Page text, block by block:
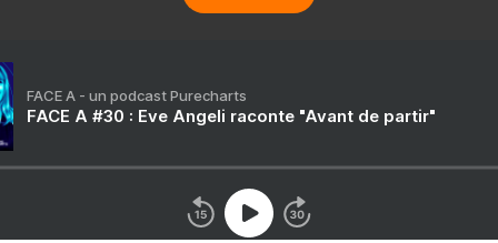
FACE A - un podcast Purecharts
FACE A #30 : Eve Angeli raconte "Avant de partir"